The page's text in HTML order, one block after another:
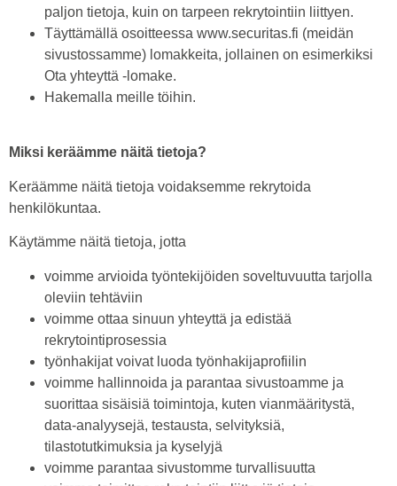
paljon tietoja, kuin on tarpeen rekrytointiin liittyen.
Täyttämällä osoitteessa www.securitas.fi (meidän
sivustossamme) lomakkeita, jollainen on esimerkiksi
Ota yhteyttä -lomake.
Hakemalla meille töihin.
Miksi keräämme näitä tietoja?
Keräämme näitä tietoja voidaksemme rekrytoida
henkilökuntaa.
Käytämme näitä tietoja, jotta
voimme arvioida työntekijöiden soveltuvuutta tarjolla
oleviin tehtäviin
voimme ottaa sinuun yhteyttä ja edistää
rekrytointiprosessia
työnhakijat voivat luoda työnhakijaprofiilin
voimme hallinnoida ja parantaa sivustoamme ja
suorittaa sisäisiä toimintoja, kuten vianmääritystä,
data-analyysejä, testausta, selvityksiä,
tilastotutkimuksia ja kyselyjä
voimme parantaa sivustomme turvallisuutta